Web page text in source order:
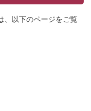
、以下のページをご覧